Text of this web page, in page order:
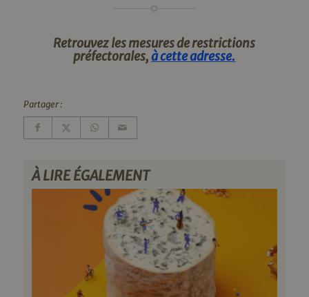
Retrouvez les mesures de restrictions
préfectorales,à cette adresse.
Partager :
À LIRE ÉGALEMENT